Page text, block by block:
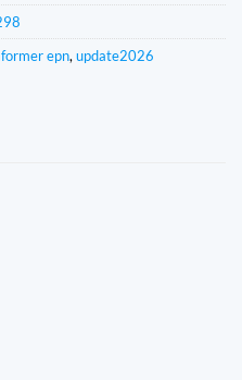
epn, update2026